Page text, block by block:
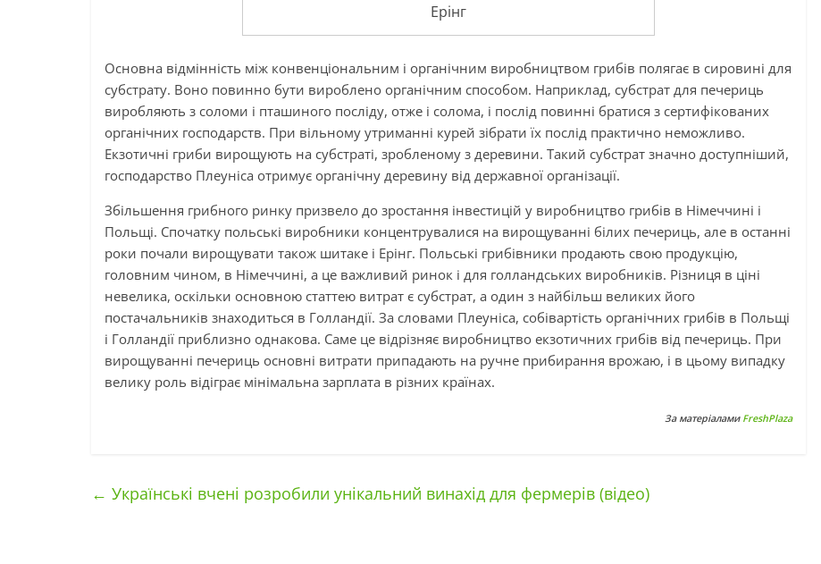
Ерінг
Основна відмінність між конвенціональним і органічним виробництвом грибів полягає в сировині для
субстрату. Воно повинно бути вироблено органічним способом. Наприклад, субстрат для печериць
виробляють з соломи і пташиного посліду, отже і солома, і послід повинні братися з сертифікованих
органічних господарств. При вільному утриманні курей зібрати їх послід практично неможливо.
Екзотичні гриби вирощують на субстраті, зробленому з деревини. Такий субстрат значно доступніший,
господарство Плеуніса отримує органічну деревину від державної організації.
Збільшення грибного ринку призвело до зростання інвестицій у виробництво грибів в Німеччині і
Польщі. Спочатку польські виробники концентрувалися на вирощуванні білих печериць, але в останні
роки почали вирощувати також шитаке і Ерінг. Польські грибівники продають свою продукцію,
головним чином, в Німеччині, а це важливий ринок і для голландських виробників. Різниця в ціні
невелика, оскільки основною статтею витрат є субстрат, а один з найбільш великих його
постачальників знаходиться в Голландії. За словами Плеуніса, собівартість органічних грибів в Польщі
і Голландії приблизно однакова. Саме це відрізняє виробництво екзотичних грибів від печериць. При
вирощуванні печериць основні витрати припадають на ручне прибирання врожаю, і в цьому випадку
велику роль відіграє мінімальна зарплата в різних країнах.
За матеріалами FreshPlaza
← Українські вчені розробили унікальний винахід для фермерів (відео)